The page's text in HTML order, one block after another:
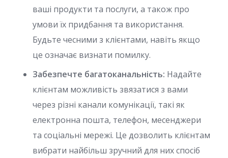
ваші продукти та послуги, а також про
умови їх придбання та використання.
Будьте чесними з клієнтами, навіть якщо
це означає визнати помилку.
Забезпечте багатоканальність: Надайте
клієнтам можливість звязатися з вами
через різні канали комунікації, такі як
електронна пошта, телефон, месенджери
та соціальні мережі. Це дозволить клієнтам
вибрати найбільш зручний для них спосіб